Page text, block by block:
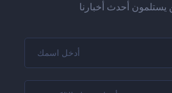
أحدث أخبارنا